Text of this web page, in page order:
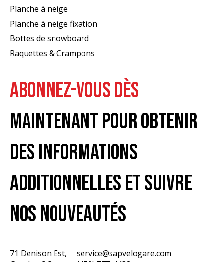
Planche à neige
Planche à neige fixation
Bottes de snowboard
Raquettes & Crampons
ABONNEZ-VOUS DÈS
MAINTENANT POUR OBTENIR
DES INFORMATIONS
ADDITIONNELLES ET SUIVRE
NOS NOUVEAUTÉS
71 Denison Est,
service@sapvelogare.com